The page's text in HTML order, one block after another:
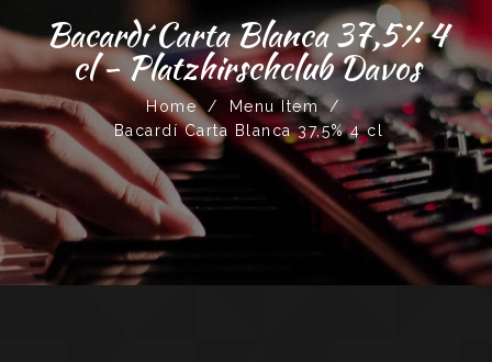
Bacardí Carta Blanca 37,5% 4
cl - Platzhirschclub Davos
Home / Menu Item
/
Bacardí Carta Blanca 37,5% 4 cl